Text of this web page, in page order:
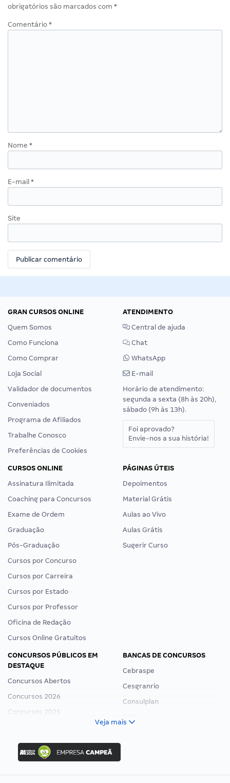
obrigatórios são marcados com *
Comentário *
Nome *
E-mail *
Site
GRAN CURSOS ONLINE
Quem Somos
Como Funciona
Como Comprar
Loja Social
Validador de documentos
Conveniados
Programa de Afiliados
Trabalhe Conosco
Preferências de Cookies
ATENDIMENTO
Central de ajuda
Chat
WhatsApp
E-mail
Horário de atendimento:
segunda a sexta (8h às 20h),
sábado (9h às 13h).
Foi aprovado?
Envie-nos a sua história!
CURSOS ONLINE
Assinatura Ilimitada
Coaching para Concursos
Exame de Ordem
Graduação
Pós-Graduação
Cursos por Concurso
Cursos por Carreira
Cursos por Estado
Cursos por Professor
Oficina de Redação
Cursos Online Gratuitos
PÁGINAS ÚTEIS
Depoimentos
Material Grátis
Aulas ao Vivo
Aulas Grátis
Sugerir Curso
CONCURSOS PÚBLICOS EM
DESTAQUE
Concursos Abertos
Concursos 2026
Concursos 2025
Concurso Ibama
Concurso MPU
Editais publicados
BANCAS DE CONCURSOS
Cebraspe
Cesgranrio
Consulplan
Veja mais